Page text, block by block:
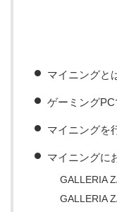
マイニングと
ゲーミング
マイニングを
マイニングに
GALLERIA
GALLERIA